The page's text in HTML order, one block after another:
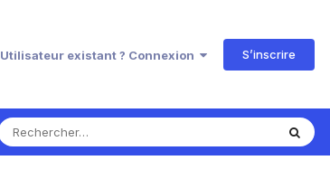
Utilisateur existant ? Connexion S’inscrire